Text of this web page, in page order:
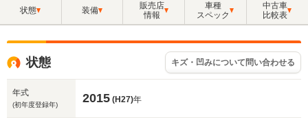
状態 装備
販売店
情報
車種
スペック
中古車
比較表
状態 キズ・凹みについて問い合わせる
年式
(初年度登録年) 2015 (H27)年